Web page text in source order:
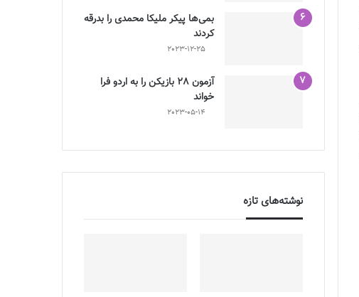
بمی‌ها پیکر ملیکا محمدی را بدرقه
کردند
2023-12-25
آزمون 28 بازیکن را به اردو فرا
خواند
2023-05-14
نوشته‌های تازه